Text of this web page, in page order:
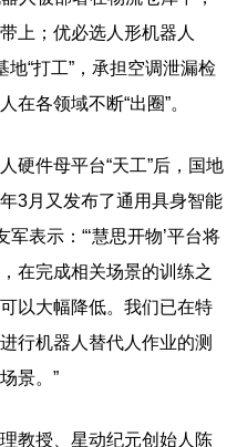
上；优必选人形机器人
“打工”，承担空调泄漏检
各领域不断“出圈”。
件母平台“天工”后，国地
3月又发布了通用具身智能
表示：“‘慧思开物’平台将
，在完成相关场景的训练之
以大幅降低。我们已在特
行机器人替代人作业的测
景。”
授、星动纪元创始人陈